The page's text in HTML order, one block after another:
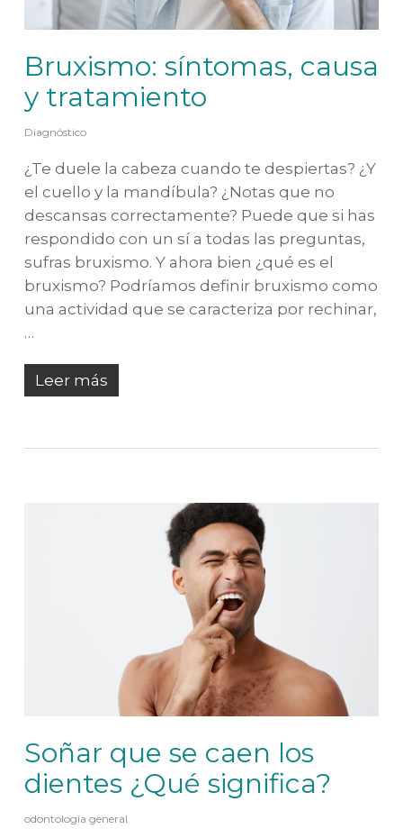
Bruxismo: síntomas, causa
y tratamiento
Diagnóstico
¿Te duele la cabeza cuando te despiertas? ¿Y
el cuello y la mandíbula? ¿Notas que no
descansas correctamente? Puede que si has
respondido con un sí a todas las preguntas,
sufras bruxismo. Y ahora bien ¿qué es el
bruxismo? Podríamos definir bruxismo como
una actividad que se caracteriza por rechinar,
…
Leer más
Soñar que se caen los
dientes ¿Qué significa?
odontología general